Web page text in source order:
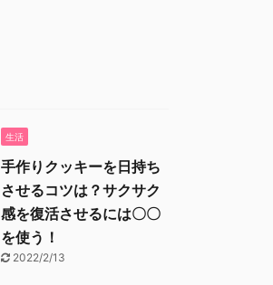
生活
手作りクッキーを日持ち
させるコツは？サクサク
感を復活させるには〇〇
を使う！
2022/2/13